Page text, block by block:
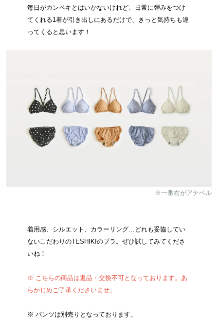
毎日がカンペキとはいかないけれど、日常に弾みをつけ
てくれる1着が引き出しにあるだけで、きっと気持ちも違
ってくると思います！
※一番右がアナベル
着用感、シルエット、カラーリング…どれも妥協してい
ないこだわりのTESHIKIのブラ。ぜひ試してみてくださ
いね！
※ こちらの商品は返品・交換不可となっております。あ
らかじめご了承くださいませ。
※ パンツは別売りとなっております。